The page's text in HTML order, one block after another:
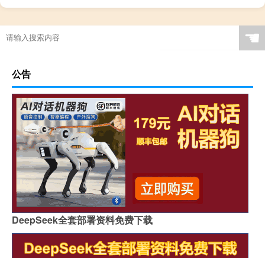
☚
公告
DeepSeek全套部署资料免费下载